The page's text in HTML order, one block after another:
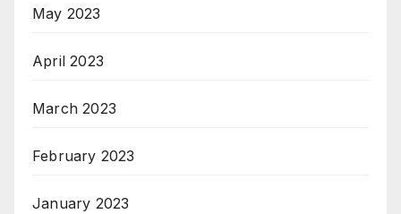
May 2023
April 2023
March 2023
February 2023
January 2023